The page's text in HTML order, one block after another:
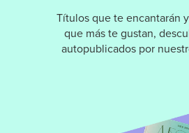
Títulos que te encantarán
que más te gustan,
autopublicados por